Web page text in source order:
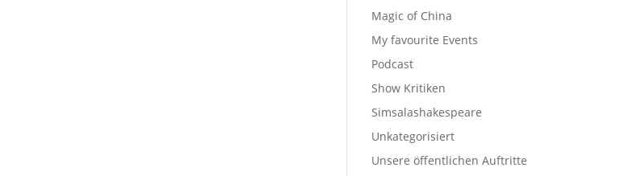
Magic of China
My favourite Events
Podcast
Show Kritiken
Simsalashakespeare
Unkategorisiert
Unsere öffentlichen Auftritte